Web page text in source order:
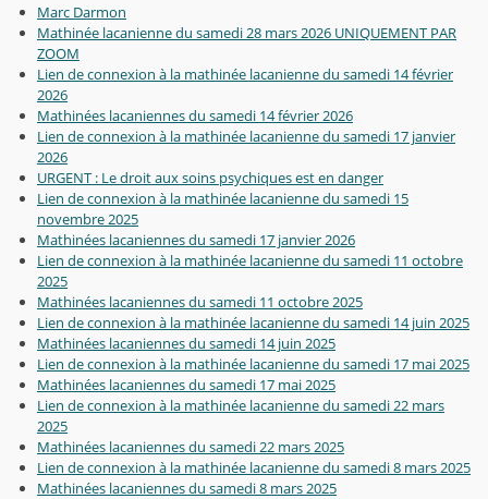
Marc Darmon
Mathinée lacanienne du samedi 28 mars 2026 UNIQUEMENT PAR
ZOOM
Lien de connexion à la mathinée lacanienne du samedi 14 février
2026
Mathinées lacaniennes du samedi 14 février 2026
Lien de connexion à la mathinée lacanienne du samedi 17 janvier
2026
URGENT : Le droit aux soins psychiques est en danger
Lien de connexion à la mathinée lacanienne du samedi 15
novembre 2025
Mathinées lacaniennes du samedi 17 janvier 2026
Lien de connexion à la mathinée lacanienne du samedi 11 octobre
2025
Mathinées lacaniennes du samedi 11 octobre 2025
Lien de connexion à la mathinée lacanienne du samedi 14 juin 2025
Mathinées lacaniennes du samedi 14 juin 2025
Lien de connexion à la mathinée lacanienne du samedi 17 mai 2025
Mathinées lacaniennes du samedi 17 mai 2025
Lien de connexion à la mathinée lacanienne du samedi 22 mars
2025
Mathinées lacaniennes du samedi 22 mars 2025
Lien de connexion à la mathinée lacanienne du samedi 8 mars 2025
Mathinées lacaniennes du samedi 8 mars 2025